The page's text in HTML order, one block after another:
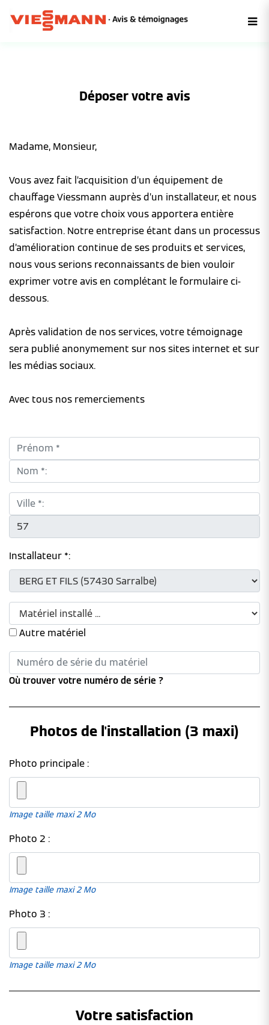
Déposer votre avis
Madame, Monsieur,
Vous avez fait l’acquisition d’un équipement de
chauffage Viessmann auprès d’un installateur, et nous
espérons que votre choix vous apportera entière
satisfaction. Notre entreprise étant dans un processus
d’amélioration continue de ses produits et services,
nous vous serions reconnaissants de bien vouloir
exprimer votre avis en complétant le formulaire ci-
dessous.
Après validation de nos services, votre témoignage
sera publié anonymement sur nos sites internet et sur
les médias sociaux.
Avec tous nos remerciements
Prénom *:
Nom *:
Ville *:
CP *:
Installateur *:
Autre matériel
Où trouver votre numéro de série ?
Photos de l'installation (3 maxi)
Photo principale :
Image taille maxi 2 Mo
Photo 2 :
Image taille maxi 2 Mo
Photo 3 :
Image taille maxi 2 Mo
Votre satisfaction